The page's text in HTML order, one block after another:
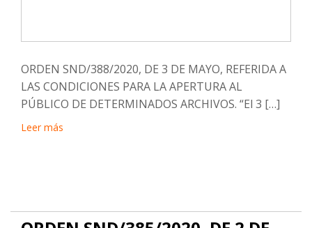
ORDEN SND/388/2020, DE 3 DE MAYO, REFERIDA A
LAS CONDICIONES PARA LA APERTURA AL
PÚBLICO DE DETERMINADOS ARCHIVOS. “El 3 […]
Leer más